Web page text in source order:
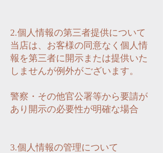
2.個人情報の第三者提供について
当店は、お客様の同意なく個人情
報を第三者に開示または提供いた
しませんが例外がございます。
警察・その他官公署等から要請が
あり開示の必要性が明確な場合
3.個人情報の管理について